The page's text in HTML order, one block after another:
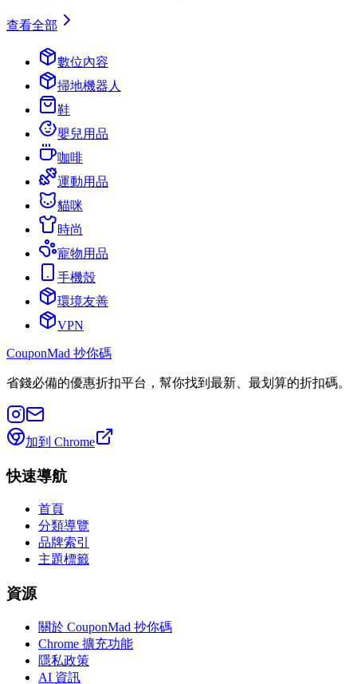
查看全部
數位內容
掃地機器人
鞋
嬰兒用品
咖啡
運動用品
貓咪
時尚
寵物用品
手機殼
環境友善
VPN
CouponMad 抄你碼
省錢必備的優惠折扣平台，幫你找到最新、最划算的折扣碼。
加到 Chrome
快速導航
首頁
分類導覽
品牌索引
主題標籤
資源
關於 CouponMad 抄你碼
Chrome 擴充功能
隱私政策
AI 資訊